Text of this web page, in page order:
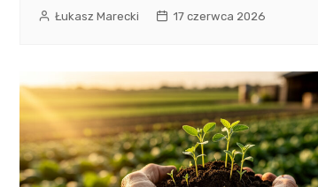
Łukasz Marecki 17 czerwca 2026